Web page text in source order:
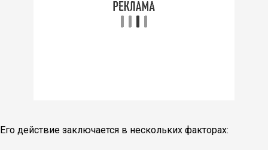
Его действие заключается в нескольких факторах: